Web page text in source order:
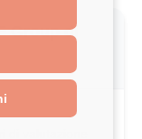
Group di